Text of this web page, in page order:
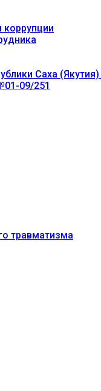
Саха
09/251
травматизма